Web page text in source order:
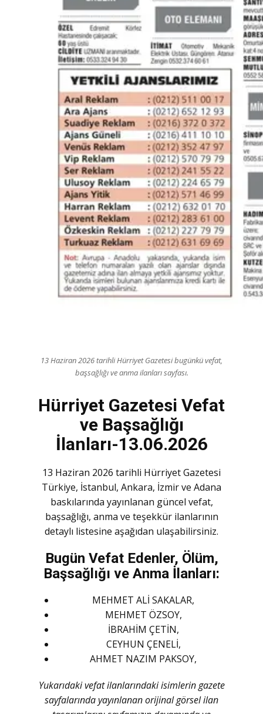
13 Haziran 2026 tarihli Hürriyet Gazetesi bugünkü vefat,
başsağlığı ve anma ilanları sayfası.
Hürriyet Gazetesi Vefat
ve Başsağlığı
İlanları-13.06.2026
13 Haziran 2026 tarihli Hürriyet Gazetesi
Türkiye, İstanbul, Ankara, İzmir ve Adana
baskılarında yayınlanan güncel vefat,
başsağlığı, anma ve teşekkür ilanlarının
detaylı listesine aşağıdan ulaşabilirsiniz.
Bugün Vefat Edenler, Ölüm,
Başsağlığı ve Anma İlanları:
MEHMET ALİ SAKALAR,
MEHMET ÖZSOY,
İBRAHİM ÇETİN,
CEYHUN ÇENELİ,
AHMET NAZIM PAKSOY,
Yukarıdaki vefat ilanlarındaki isimlerin gazete
sayfalarında yayınlanan orijinal görsel ilan